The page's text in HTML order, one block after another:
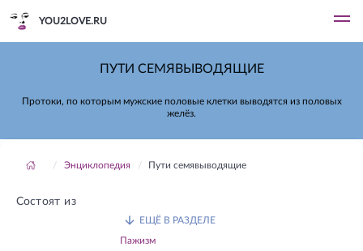
YOU2LOVE.RU
ПУТИ СЕМЯВЫВОДЯЩИЕ
Протоки, по которым мужские половые клетки выводятся из половых
желёз.
Энциклопедия Пути семявыводящие
ЕЩЁ В РАЗДЕЛЕ
Пажизм
Состоят из